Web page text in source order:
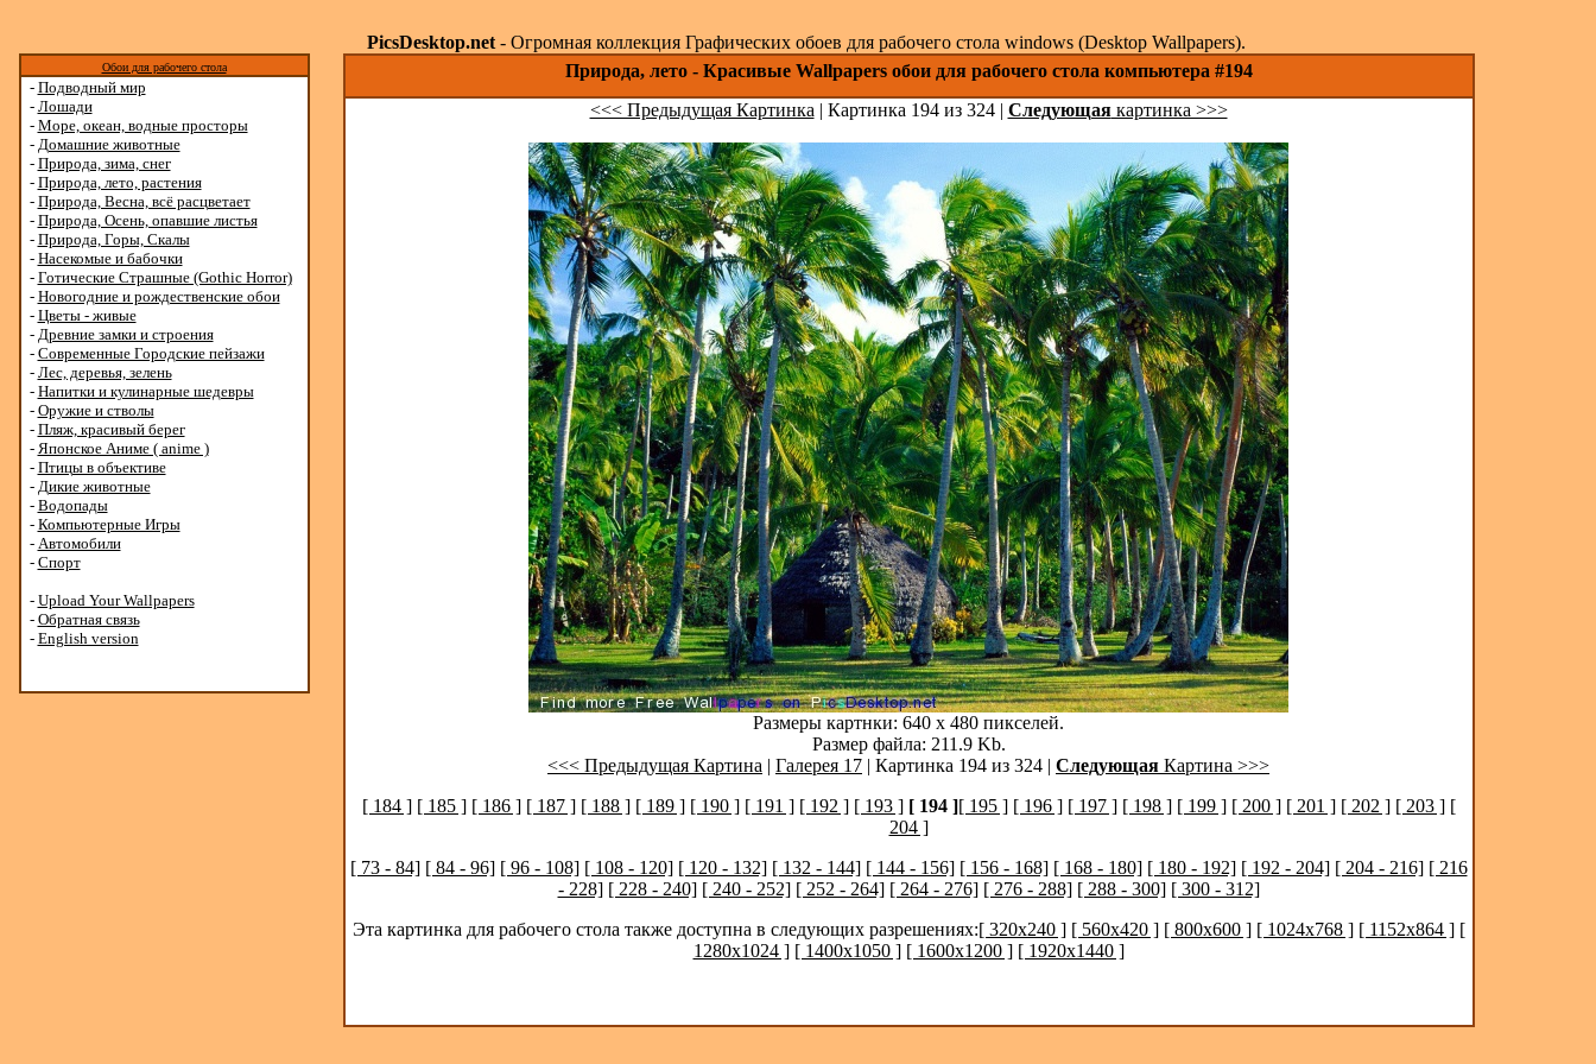
PicsDesktop.net- Огромная коллекция Графических обоев для рабочего стола windows (Desktop Wallpapers).
Обои для рабочего стола
- Подводный мир
- Лошади
- Море, океан, водные просторы
- Домашние животные
- Природа, зима, снег
- Природа, лето, растения
- Природа, Весна, всё расцветает
- Природа, Осень, опавшие листья
- Природа, Горы, Скалы
- Насекомые и бабочки
- Готические Страшные (Gothic Horror)
- Новогодние и рождественские обои
- Цветы - живые
- Древние замки и строения
- Современные Городские пейзажи
- Лес, деревья, зелень
- Напитки и кулинарные шедевры
- Оружие и стволы
- Пляж, красивый берег
- Японское Аниме ( anime )
- Птицы в объективе
- Дикие животные
- Водопады
- Компьютерные Игры
- Автомобили
- Спорт
- Upload Your Wallpapers
- Обратная связь
- English version
Природа, лето - Красивые Wallpapers обои для рабочего стола компьютера #194
<<< Предыдущая Картинка | Картинка 194 из 324 | Следующаякартинка >>>
Размеры картнки: 640 x 480 пикселей.
Размер файла: 211.9 Kb.
<<< Предыдущая Картина | Галерея 17 | Картинка 194 из 324 | Следующая Картина >>>
[ 184 ] [ 185 ] [ 186 ] [ 187 ] [ 188 ] [ 189 ] [ 190 ] [ 191 ] [ 192 ] [ 193 ] [ 194 ][ 195 ] [ 196 ] [ 197 ] [ 198 ] [ 199 ] [ 200 ] [ 201 ] [ 202 ] [ 203 ] [
204 ]
[ 73 - 84] [ 84 - 96] [ 96 - 108] [ 108 - 120] [ 120 - 132] [ 132 - 144] [ 144 - 156] [ 156 - 168] [ 168 - 180] [ 180 - 192] [ 192 - 204] [ 204 - 216] [ 216
- 228] [ 228 - 240] [ 240 - 252] [ 252 - 264] [ 264 - 276] [ 276 - 288] [ 288 - 300] [ 300 - 312]
Эта картинка для рабочего стола также доступна в следующих разрешениях:[ 320x240 ] [ 560x420 ] [ 800x600 ] [ 1024x768 ] [ 1152x864 ] [
1280x1024 ] [ 1400x1050 ] [ 1600x1200 ] [ 1920x1440 ]